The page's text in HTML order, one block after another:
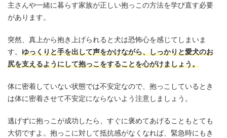
主さんや一緒に暮らす家族が正しい抱っこの方法を学び直す必要
があります。
突然、真上から抱き上げられると犬は恐怖心を感じてしまいま
す。 ゆっくりと手を出して声をかけながら、しっかりと愛犬のお
尻を支えるようにして抱っこをすることを心がけましょう。
体に密着していない状態では不安定なので、抱っこしているとき
は体に密着させて不安定にならないよう注意しましょう。
逃げずに抱っこが成功したら、すぐに褒めてあげることもとても
大切ですよ。抱っこに対して抵抗感がなくなれば、緊急時にもき